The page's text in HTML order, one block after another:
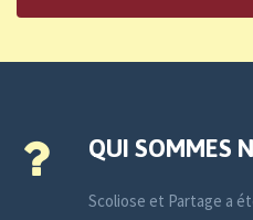
QUI SOMMES
Scoliose et Partage a